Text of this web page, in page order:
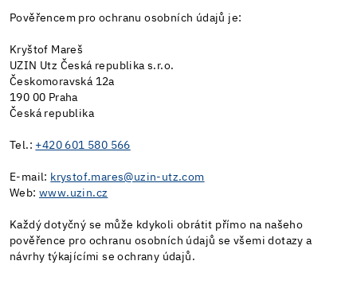
Pověřencem pro ochranu osobních údajů je:
Kryštof Mareš
UZIN Utz Česká republika s.r.o.
Českomoravská 12a
190 00 Praha
Česká republika
Tel.: +420 601 580 566
E-mail: krystof.mares@uzin-utz.com
Web: www.uzin.cz
Každý dotyčný se může kdykoli obrátit přímo na našeho
pověřence pro ochranu osobních údajů se všemi dotazy a
návrhy týkajícími se ochrany údajů.